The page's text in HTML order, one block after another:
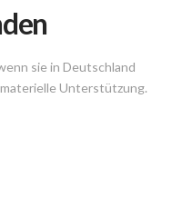
sie in Deutschland
Unterstützung.